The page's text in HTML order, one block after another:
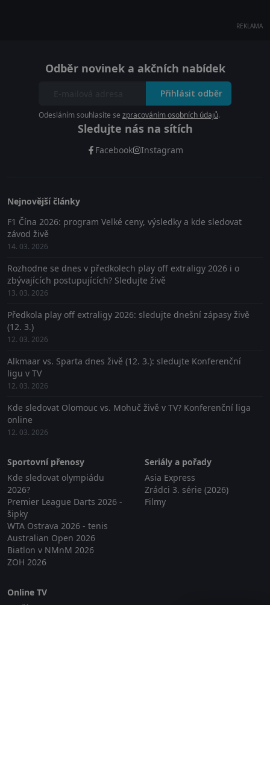
REKLAMA
Odběr novinek a akčních nabídek
Přihlásit odběr
Odesláním souhlasíte se zpracováním osobních údajů.
Sledujte nás na sítích
Facebook Instagram
Nejnovější články
F1 Čína 2026: program Velké ceny, výsledky a kde sledovat
závod živě
14. 03. 2026
Rozhodne se dnes v předkolech play off extraligy 2026 i o
zbývajících postupujících? Sledujte živě
13. 03. 2026
Předkola play off extraligy 2026: sledujte dnešní zápasy živě
(12. 3.)
12. 03. 2026
Alkmaar vs. Sparta dnes živě (12. 3.): sledujte Konferenční
ligu v TV
12. 03. 2026
Kde sledovat Olomouc vs. Mohuč živě v TV? Konferenční liga
online
12. 03. 2026
Sportovní přenosy
Kde sledovat olympiádu
2026?
Premier League Darts 2026 -
šipky
WTA Ostrava 2026 - tenis
Australian Open 2026
Biatlon v NMnM 2026
ZOH 2026
Seriály a pořady
Asia Express
Zrádci 3. série (2026)
Filmy
Online TV
Lepší.TV